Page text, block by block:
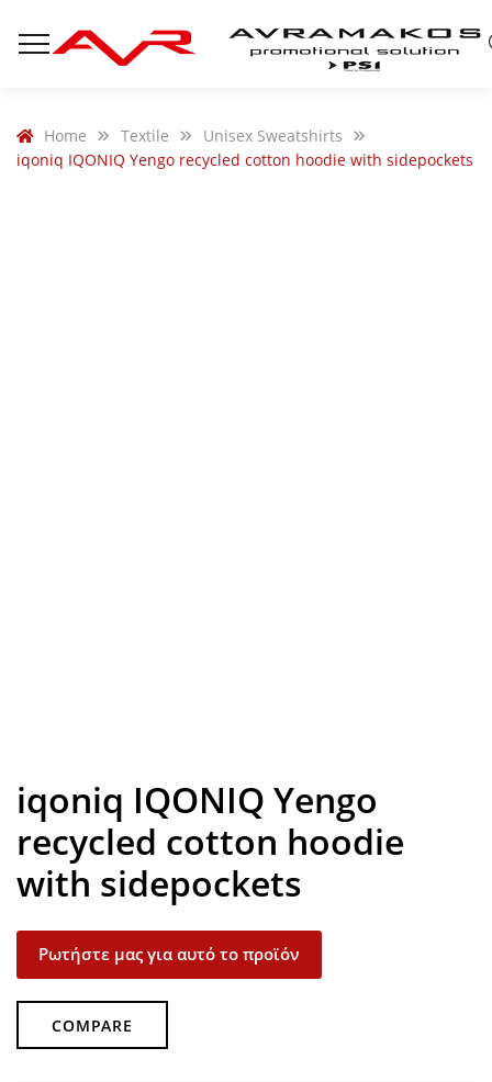
Home Textile
Unisex Sweatshirts
iqoniq IQONIQ Yengo recycled cotton hoodie with sidepockets
iqoniq IQONIQ Yengo
recycled cotton hoodie
with sidepockets
Ρωτήστε μας για αυτό το προϊόν
COMPARE